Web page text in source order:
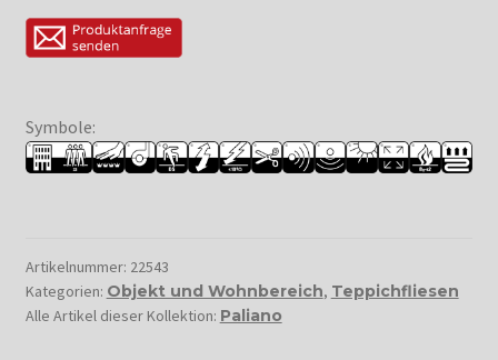
Symbole:
Artikelnummer: 22543
Kategorien: Objekt und Wohnbereich, Teppichfliesen
Alle Artikel dieser Kollektion: Paliano